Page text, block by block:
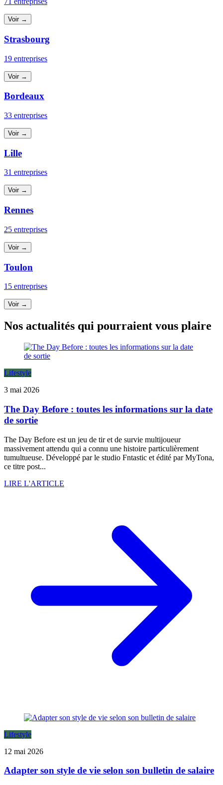
Voir →
Strasbourg
19 entreprises
Voir →
Bordeaux
33 entreprises
Voir →
Lille
31 entreprises
Voir →
Rennes
25 entreprises
Voir →
Toulon
15 entreprises
Voir →
Nos actualités qui pourraient vous plaire
Lifestyle
3 mai 2026
The Day Before : toutes les informations sur la date
de sortie
The Day Before est un jeu de tir et de survie multijoueur
massivement attendu qui a connu une histoire particulièrement
tumultueuse. Développé par le studio Fntastic et édité par MyTona,
ce titre post...
LIRE L'ARTICLE
Lifestyle
12 mai 2026
Adapter son style de vie selon son bulletin de salaire